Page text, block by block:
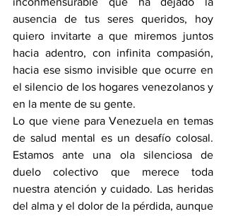
ausencia de tus seres queridos, hoy
quiero invitarte a que miremos juntos
hacia adentro, con infinita compasión,
hacia ese sismo invisible que ocurre en
el silencio de los hogares venezolanos y
en la mente de su gente.
Lo que viene para Venezuela en temas
de salud mental es un desafío colosal.
Estamos ante una ola silenciosa de
duelo colectivo que merece toda
nuestra atención y cuidado. Las heridas
del alma y el dolor de la pérdida, aunque